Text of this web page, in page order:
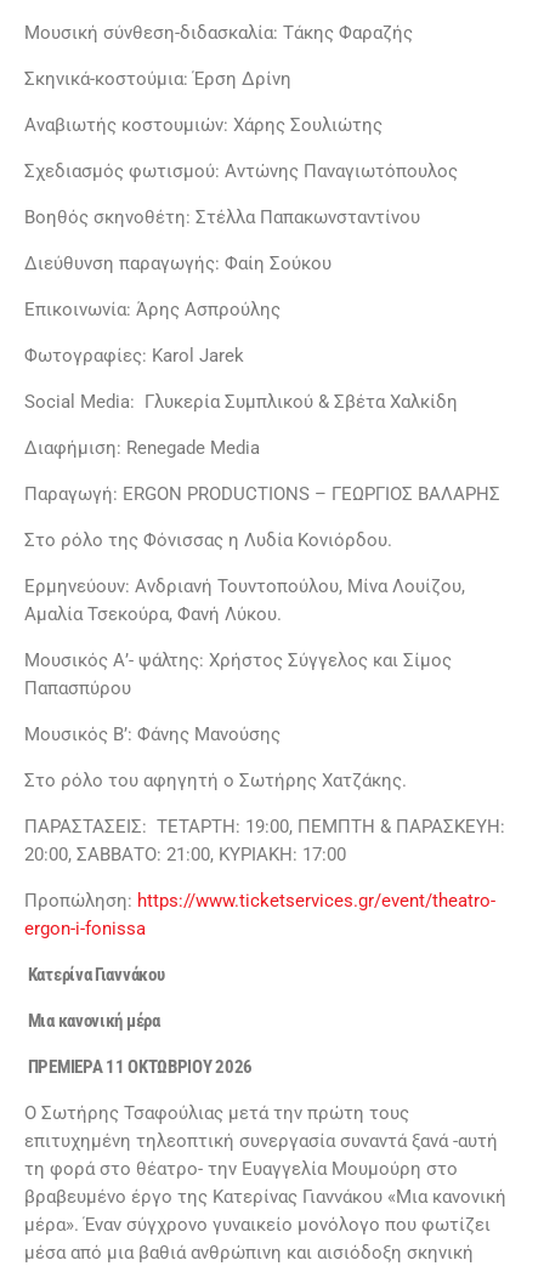
Μουσική σύνθεση-διδασκαλία: Τάκης Φαραζής
Σκηνικά-κοστούμια: Έρση Δρίνη
Αναβιωτής κοστουμιών: Χάρης Σουλιώτης
Σχεδιασμός φωτισμού: Αντώνης Παναγιωτόπουλος
Βοηθός σκηνοθέτη: Στέλλα Παπακωνσταντίνου
Διεύθυνση παραγωγής: Φαίη Σούκου
Επικοινωνία: Άρης Ασπρούλης
Φωτογραφίες: Karol Jarek
Social Media: Γλυκερία Συμπλικού & Σβέτα Χαλκίδη
Διαφήμιση: Renegade Media
Παραγωγή: ERGON PRODUCTIONS – ΓΕΩΡΓΙΟΣ ΒΑΛΑΡΗΣ
Στο ρόλο της Φόνισσας η Λυδία Κονιόρδου.
Ερμηνεύουν: Ανδριανή Τουντοπούλου, Μίνα Λουίζου,
Αμαλία Τσεκούρα, Φανή Λύκου.
Μουσικός Α’- ψάλτης: Xρήστος Σύγγελος και Σίμος
Παπασπύρου
Μουσικός Β’: Φάνης Μανούσης
Στο ρόλο του αφηγητή ο Σωτήρης Χατζάκης.
ΠΑΡΑΣΤΑΣΕΙΣ: ΤΕΤΑΡΤΗ: 19:00, ΠΕΜΠΤΗ & ΠΑΡΑΣΚΕΥΗ:
20:00, ΣΑΒΒΑΤΟ: 21:00, ΚΥΡΙΑΚΗ: 17:00
Προπώληση: https://www.ticketservices.gr/event/theatro-
ergon-i-fonissa
Κατερίνα Γιαννάκου
Μια κανονική μέρα
ΠΡΕΜΙΕΡΑ 11 ΟΚΤΩΒΡΙΟΥ 2026
Ο Σωτήρης Τσαφούλιας μετά την πρώτη τους
επιτυχημένη τηλεοπτική συνεργασία συναντά ξανά -αυτή
τη φορά στο θέατρο- την Ευαγγελία Μουμούρη στο
βραβευμένο έργο της Κατερίνας Γιαννάκου «Μια κανονική
μέρα». Έναν σύγχρονο γυναικείο μονόλογο που φωτίζει
μέσα από μια βαθιά ανθρώπινη και αισιόδοξη σκηνική